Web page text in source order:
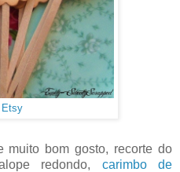
Etsy
muito bom gosto, recorte do
redondo, carimbo de